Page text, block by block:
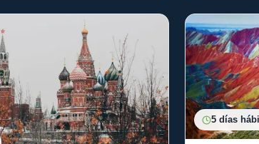
5 días